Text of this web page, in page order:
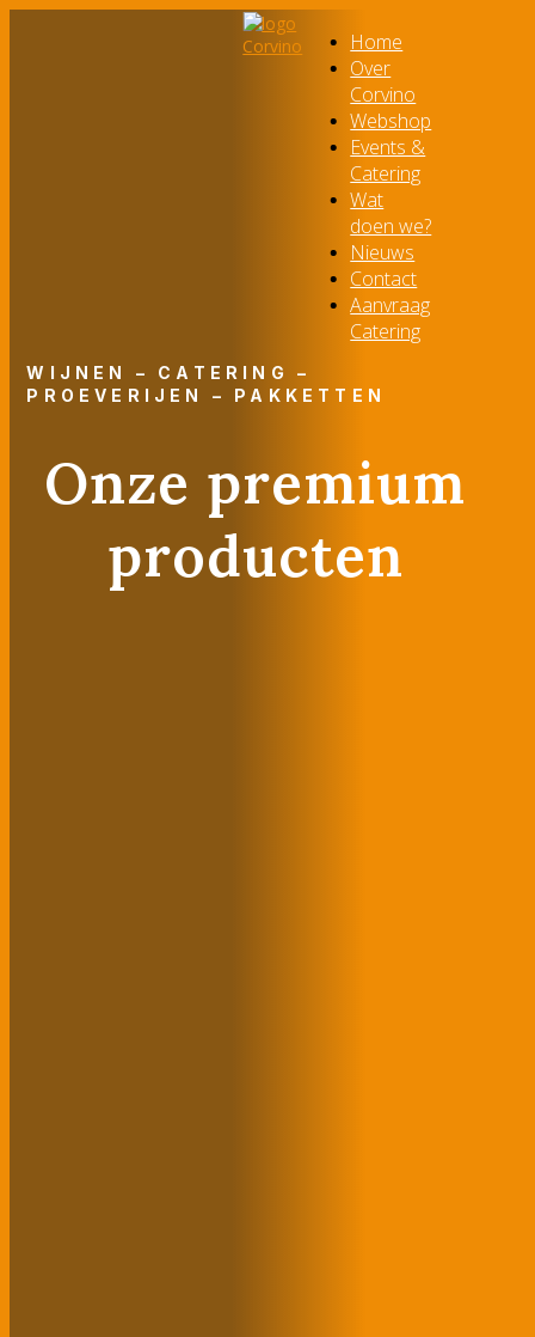
Home
Over
Corvino
Webshop
Events &
Catering
Wat
doen we?
Nieuws
Contact
Aanvraag
Catering
WIJNEN – CATERING –
PROEVERIJEN – PAKKETTEN
Onze premium
producten